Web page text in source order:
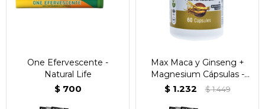
One Efervescente -
Natural Life
$ 700
Max Maca y Ginseng +
Magnesium Cápsulas -
Qualivits
$ 1.232 $1.449